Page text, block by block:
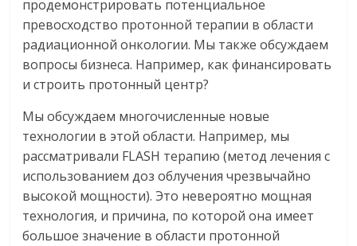
продемонстрировать потенциальное
превосходство протонной терапии в области
радиационной онкологии. Мы также обсуждаем
вопросы бизнеса. Например, как финансировать
и строить протонный центр?
Мы обсуждаем многочисленные новые
технологии в этой области. Например, мы
рассматривали FLASH терапию (метод лечения с
использованием доз облучения чрезвычайно
высокой мощности). Это невероятно мощная
технология, и причина, по которой она имеет
большое значение в области протонной